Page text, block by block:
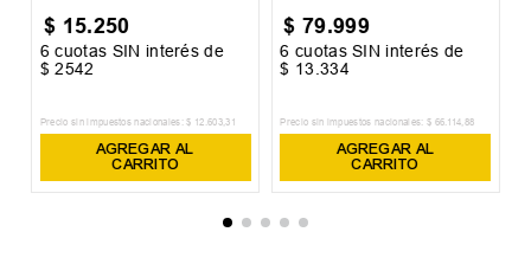
$ 15.250
6 cuotas SIN interés de
$ 2542
Precio sin impuestos nacionales: $ 12 603,31
AGREGAR AL
CARRITO
$ 79.999
6 cuotas SIN interés de
$ 13 334
Precio sin impuestos nacionales: $ 66 114 88
AGREGAR AL
CARRITO